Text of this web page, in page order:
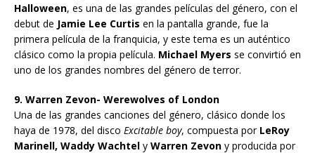
Halloween, es una de las grandes películas del género, con el
debut de Jamie Lee Curtis en la pantalla grande, fue la
primera película de la franquicia, y este tema es un auténtico
clásico como la propia película. Michael Myers se convirtió en
uno de los grandes nombres del género de terror.
9. Warren Zevon- Werewolves of London
Una de las grandes canciones del género, clásico donde los
haya de 1978, del disco Excitable boy, compuesta por LeRoy
Marinell, Waddy Wachtel y Warren Zevon y producida por